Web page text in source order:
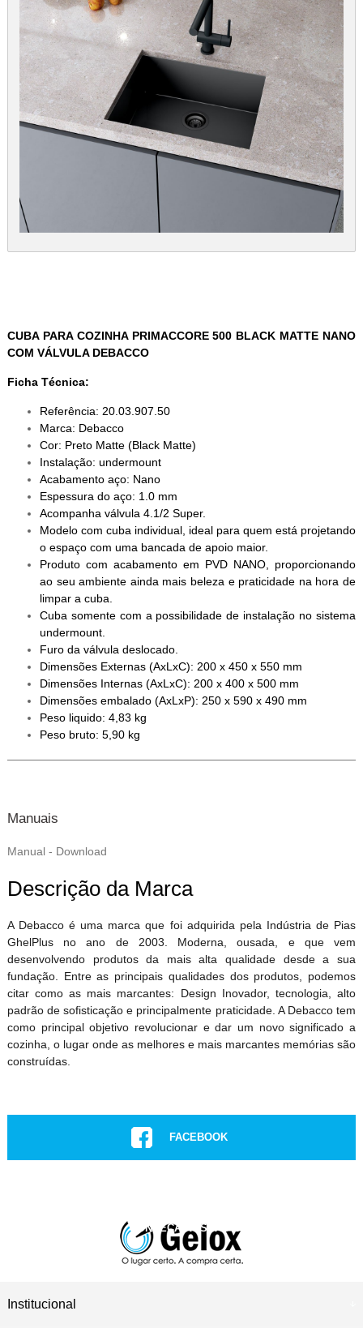
CUBA PARA COZINHA PRIMACCORE 500 BLACK MATTE NANO
COM VÁLVULA DEBACCO
Ficha Técnica:
Referência: 20.03.907.50
Marca: Debacco
Cor: Preto Matte (Black Matte)
Instalação: undermount
Acabamento aço: Nano
Espessura do aço: 1.0 mm
Acompanha válvula 4.1/2 Super.
Modelo com cuba individual, ideal para quem está projetando
o espaço com uma bancada de apoio maior.
Produto com acabamento em PVD NANO, proporcionando
ao seu ambiente ainda mais beleza e praticidade na hora de
limpar a cuba.
Cuba somente com a possibilidade de instalação no sistema
undermount.
Furo da válvula deslocado.
Dimensões Externas (AxLxC): 200 x 450 x 550 mm
Dimensões Internas (AxLxC): 200 x 400 x 500 mm
Dimensões embalado (AxLxP): 250 x 590 x 490 mm
Peso liquido: 4,83 kg
Peso bruto: 5,90 kg
Manuais
Manual - Download
Descrição da Marca
A Debacco é uma marca que foi adquirida pela Indústria de Pias
GhelPlus no ano de 2003. Moderna, ousada, e que vem
desenvolvendo produtos da mais alta qualidade desde a sua
fundação. Entre as principais qualidades dos produtos, podemos
citar como as mais marcantes: Design Inovador, tecnologia, alto
padrão de sofisticação e principalmente praticidade. A Debacco tem
como principal objetivo revolucionar e dar um novo significado a
cozinha, o lugar onde as melhores e mais marcantes memórias são
construídas.
FACEBOOK
CONHEÇA NOSSAS LOJAS
Institucional